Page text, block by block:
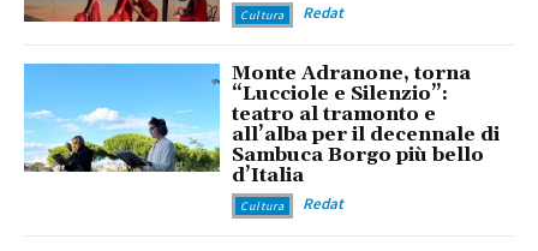
Cultura Redat
Monte Adranone, torna
“Lucciole e Silenzio”:
teatro al tramonto e
all’alba per il decennale di
Sambuca Borgo più bello
d’Italia
Cultura Redat